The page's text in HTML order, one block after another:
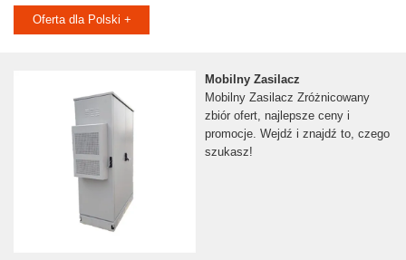
Oferta dla Polski +
Mobilny Zasilacz
Mobilny Zasilacz Zróżnicowany
zbiór ofert, najlepsze ceny i
promocje. Wejdź i znajdź to, czego
szukasz!